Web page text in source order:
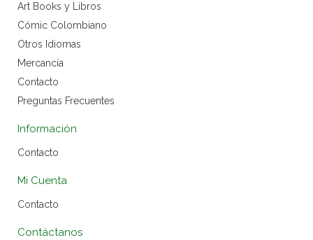
Art Books y Libros
Cómic Colombiano
Otros Idiomas
Mercancía
Contacto
Preguntas Frecuentes
Información
Contacto
Mi Cuenta
Contacto
Contáctanos